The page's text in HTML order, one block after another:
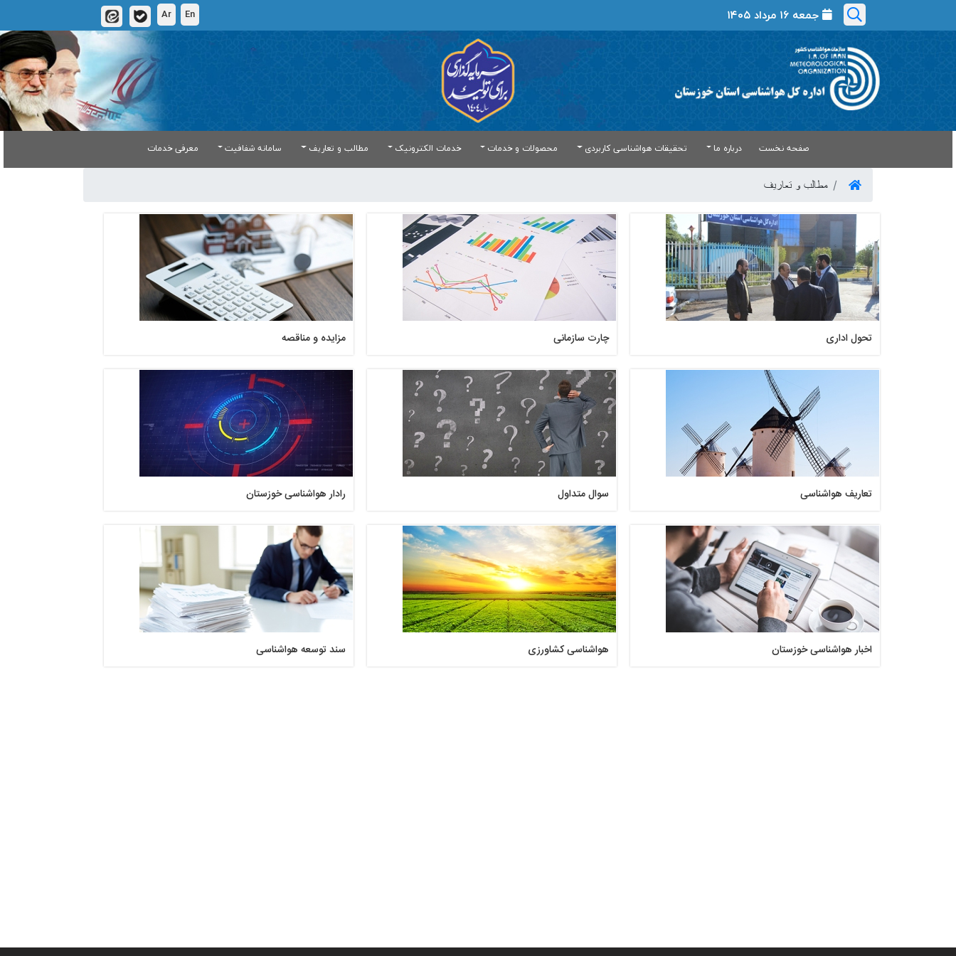
جمعه ۱۶ مرداد ۱۴۰۵ En
Ar
صفحه نخست درباره ما تحقیقات هواشناسی کاربردی محصولات و خدمات خدمات الکترونیک مطالب و تعاریف سامانه شفافیت معرفی خدمات
مطالب و تعاریف
تحول اداری چارت سازمانی مزایده و مناقصه
تعاریف هواشناسی سوال متداول رادار هواشناسی خوزستان
اخبار هواشناسی خوزستان هواشناسی کشاورزی سند توسعه هواشناسی